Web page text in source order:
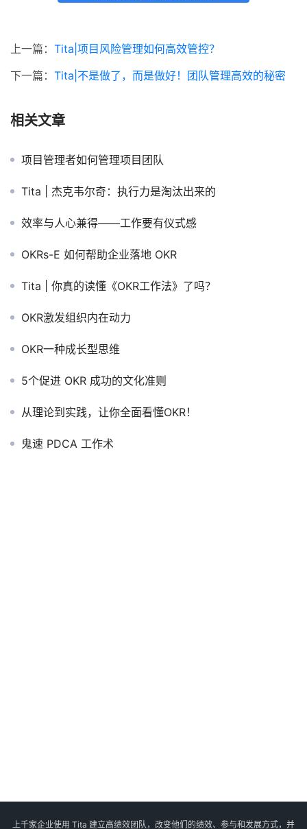
上一篇： Tita|项目风险管理如何高效管控？
下一篇： Tita|不是做了，而是做好！团队管理高效的秘密
相关文章
项目管理者如何管理项目团队
Tita | 杰克韦尔奇：执行力是淘汰出来的
效率与人心兼得——工作要有仪式感
OKRs-E 如何帮助企业落地 OKR
Tita | 你真的读懂《OKR工作法》了吗？
OKR激发组织内在动力
OKR一种成长型思维
5个促进 OKR 成功的文化准则
从理论到实践，让你全面看懂OKR！
鬼速 PDCA 工作术
上千家企业使用 Tita 建立高绩效团队，改变他们的绩效、参与和发展方式，并